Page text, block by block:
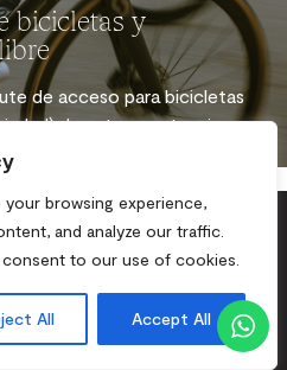
browsing experience,
and analyze our traffic.
to our use of cookies.
All Accept All
bicicletas y
de acceso para bicicletas
durante su estancia.
a nuestra creciente